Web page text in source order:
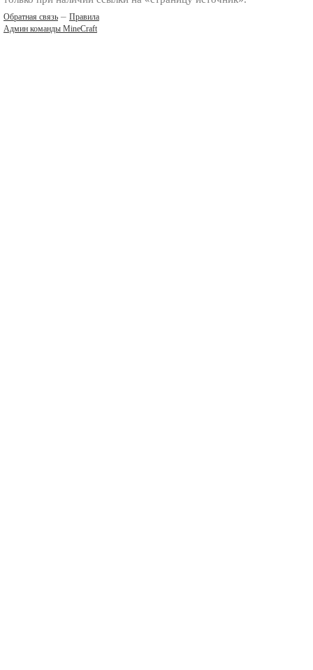
Обратная связь – Правила
Админ команды MineCraft